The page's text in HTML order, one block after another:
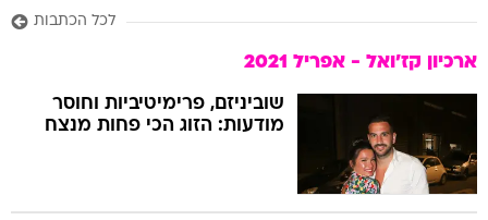
לכל הכתבות
ארכיון קז'ואל - אפריל 2021
שוביניזם, פרימיטיביות וחוסר
מודעות: הזוג הכי פחות מנצח